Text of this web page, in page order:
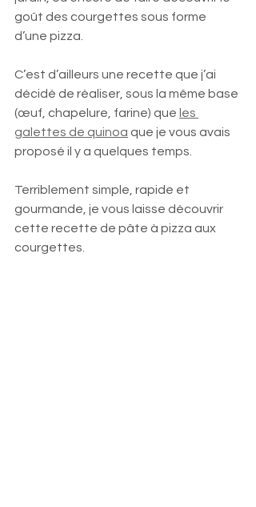
goût des courgettes sous forme
d’une pizza.
C’est d’ailleurs une recette que j’ai
décidé de réaliser, sous la même base
(œuf, chapelure, farine) que les
galettes de quinoa que je vous avais
proposé il y a quelques temps.
Terriblement simple, rapide et
gourmande, je vous laisse découvrir
cette recette de pâte à pizza aux
courgettes.